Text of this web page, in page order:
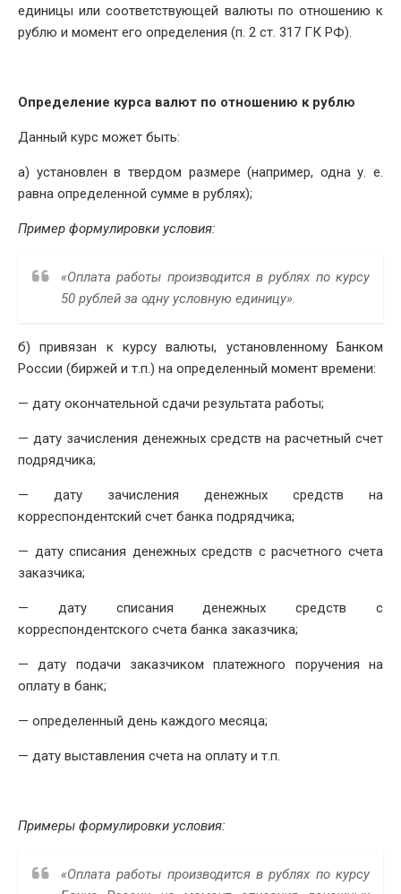
единицы или соответствующей валюты по отношению к
рублю и момент его определения (п. 2 ст. 317 ГК РФ).
Определение курса валют по отношению к рублю
Данный курс может быть:
а) установлен в твердом размере (например, одна у. е.
равна определенной сумме в рублях);
Пример формулировки условия:
«Оплата работы производится в рублях по курсу
50 рублей за одну условную единицу».
б) привязан к курсу валюты, установленному Банком
России (биржей и т.п.) на определенный момент времени:
— дату окончательной сдачи результата работы;
— дату зачисления денежных средств на расчетный счет
подрядчика;
— дату зачисления денежных средств на
корреспондентский счет банка подрядчика;
— дату списания денежных средств с расчетного счета
заказчика;
— дату списания денежных средств с
корреспондентского счета банка заказчика;
— дату подачи заказчиком платежного поручения на
оплату в банк;
— определенный день каждого месяца;
— дату выставления счета на оплату и т.п.
Примеры формулировки условия:
«Оплата работы производится в рублях по курсу